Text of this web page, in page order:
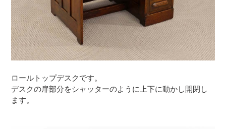
ロールトップデスクです。
デスクの扉部分をシャッターのように上下に動かし開閉し
ます。